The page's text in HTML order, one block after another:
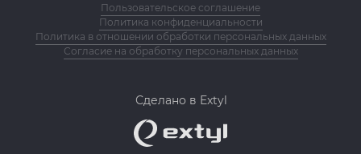
Пользовательское соглашение
Политика конфиденциальности
Политика в отношении обработки персональных данных
Согласие на обработку персональных данных
Сделано в Extyl